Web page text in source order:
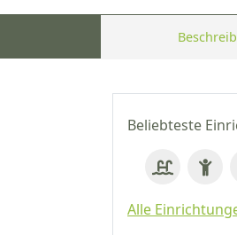
Beliebteste
Alle